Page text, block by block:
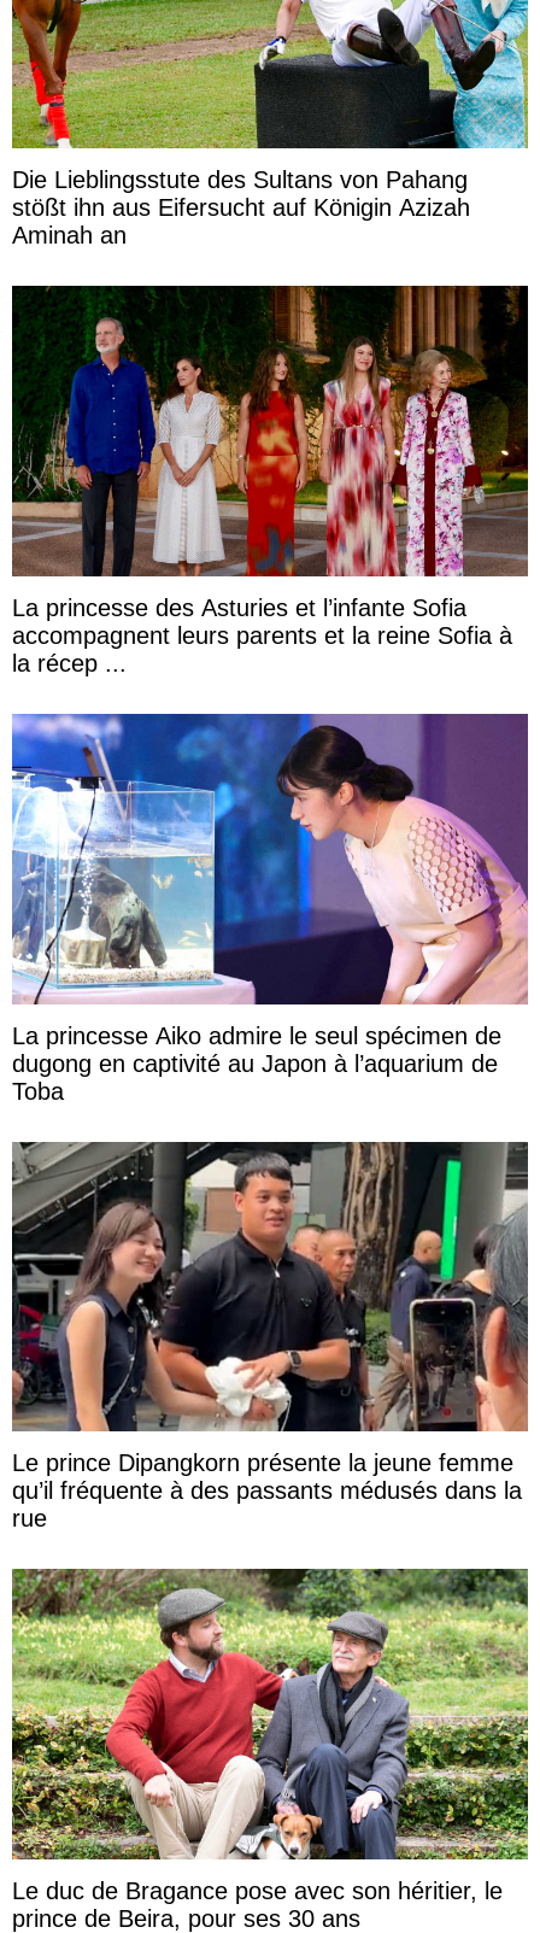
Die Lieblingsstute des Sultans von Pahang
stößt ihn aus Eifersucht auf Königin Azizah
Aminah an
La princesse des Asturies et l’infante Sofia
accompagnent leurs parents et la reine Sofia à
la récep ...
La princesse Aiko admire le seul spécimen de
dugong en captivité au Japon à l’aquarium de
Toba
Le prince Dipangkorn présente la jeune femme
qu’il fréquente à des passants médusés dans la
rue
Le duc de Bragance pose avec son héritier, le
prince de Beira, pour ses 30 ans